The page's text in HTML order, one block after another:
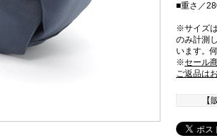
■重さ／
※サイズ
のみ計測
います。
※セール
ご返品は
【